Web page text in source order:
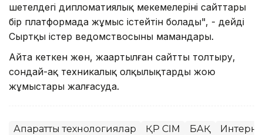
шетелдегі дипломатиялық мекемелерінің сайттары
бір платформада жұмыс істейтін болады", - дейді
Сыртқы істер ведомствосының мамандары.
Айта кеткен жөн, жаңартылған сайтты толтыру,
сондай-ақ теxникалық олқылықтарды жою
жұмыстары жалғасуда.
Ақпараттық технологиялар ҚР СІМ БАҚ